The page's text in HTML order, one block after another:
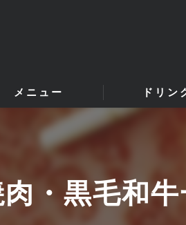
メニュー ドリン
・黒毛和